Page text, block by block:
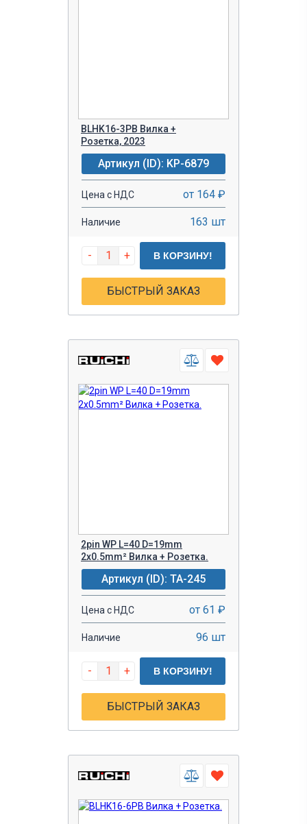
BLHK16-3PB Вилка +
Розетка, 2023
Артикул (ID): KP-6879
Цена с НДС от 164 ₽
Наличие 163 шт
- + В КОРЗИНУ!
БЫСТРЫЙ ЗАКАЗ
2pin WP L=40 D=19mm
2х0.5mm² Вилка + Розетка.
Артикул (ID): TA-245
Цена с НДС от 61 ₽
Наличие 96 шт
- + В КОРЗИНУ!
БЫСТРЫЙ ЗАКАЗ